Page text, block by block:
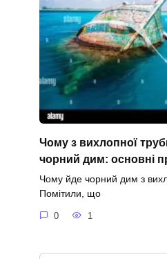
Чому з вихлопної
чорний дим: основні
Чому йде чорний дим з
Помітили, що
0 1